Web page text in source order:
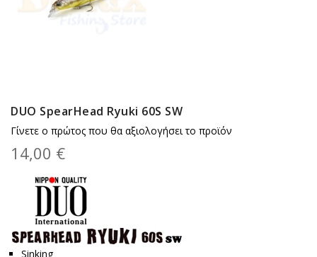
DUO SpearHead Ryuki 60S SW
Γίνετε ο πρώτος που θα αξιολογήσει το προϊόν
14,00 €
Sinking